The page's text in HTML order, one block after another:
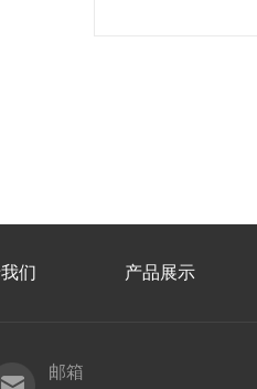
们 产品展示
邮箱